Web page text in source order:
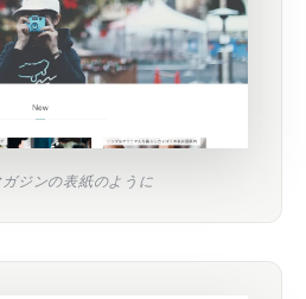
ガジンの表紙のように